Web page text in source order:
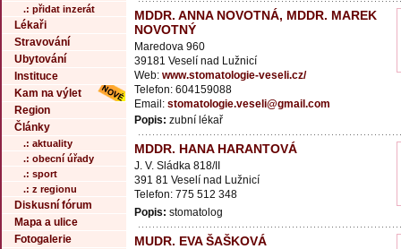
.: přidat inzerát
Lékaři
Stravování
Ubytování
Instituce
Kam na výlet
Region
Články
.: aktuality
.: obecní úřady
.: sport
.: z regionu
Diskusní fórum
Mapa a ulice
Fotogalerie
MDDR. ANNA NOVOTNÁ, MDDR. MAREK
NOVOTNÝ
Maredova 960
39181 Veselí nad Lužnicí
Web: www.stomatologie-veseli.cz/
Telefon: 604159088
Email: stomatologie.veseli@gmail.com
Popis: zubní lékař
MDDR. HANA HARANTOVÁ
J. V. Sládka 818/II
391 81 Veselí nad Lužnicí
Telefon: 775 512 348
Popis: stomatolog
MUDR. EVA ŠAŠKOVÁ